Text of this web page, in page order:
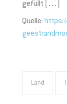
gefüllt […]
Quelle:
Land